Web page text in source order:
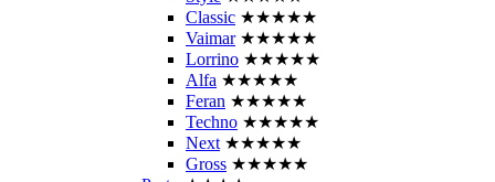
Classic ★★★★★
Vaimar ★★★★★
Lorrino ★★★★★
Alfa ★★★★★
Feran ★★★★★
Techno ★★★★★
Next ★★★★★
Gross ★★★★★